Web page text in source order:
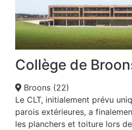
Collège de
Broons (22)
Le CLT, initialement prévu
parois extérieures, a
les planchers et toiture lors